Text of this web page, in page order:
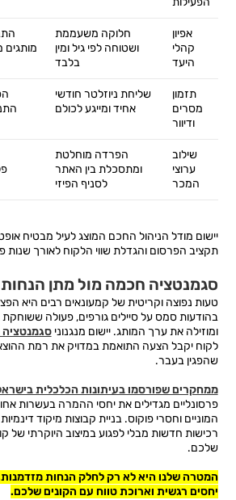
אפיון
קהלי
היעד
חלוקה משעממת
ושטוחה לפי גיל ומין
בלבד
מותגים
תזמון
מסרים
ודיוור
שליחת ניוזלטר חודשי
אחיד ומייגע לכולם
שילוב
ערוצי
המכר
הפרדה מוחלטת
ומתסכלת בין האתר
לסניף הפיזי
יישום מודל הניהול החכם המוצג לעיל מבטיח
תקציב הפרסום והגדלת שווי הלקוח לאורך שנות
סגמנטציה חכמה מול מתן הנחות
טעות נפוצה וקריטית של קמעונאים רבים היא
בהודעות סמס על סיילים גורפים, פעולה ששוחקת
ומוזילה את ערך המותג. יישום מנגנוני
לקוח יקבל הצעה התואמת במדויק את רמת
שהפגין בעבר.
ממחקרים שפורסמו בעיתונות הכלכלית
פרסונליים מגדילים את יחסי ההמרה בעשרות
המוניים וחסרי פוקוס. בניית קבוצות מיקוד
רכישות חדשות מבלי לפגוע במיצוב היוקרתי של
שלכם.
המטרה שלנו היא לא רק לחלק הנחות
יחסים רגשית וארוכת טווח עם הקונים שלכם.